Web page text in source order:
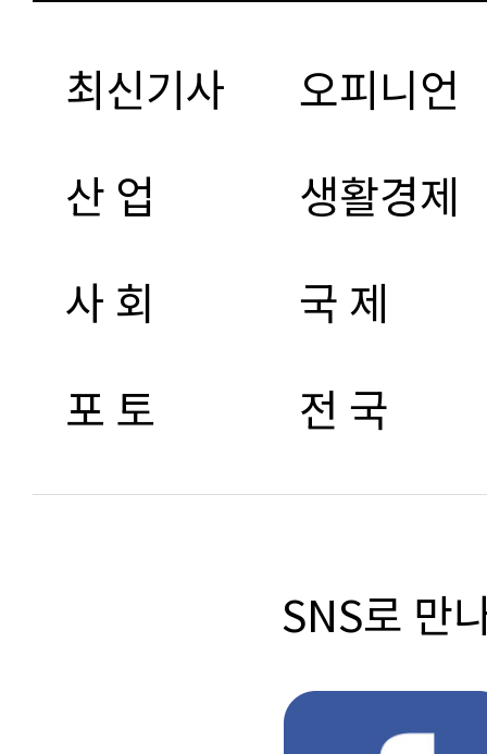
최신기사
오피니언
산 업
생활경제
사 회
국 제
포 토
전 국
SNS로 만